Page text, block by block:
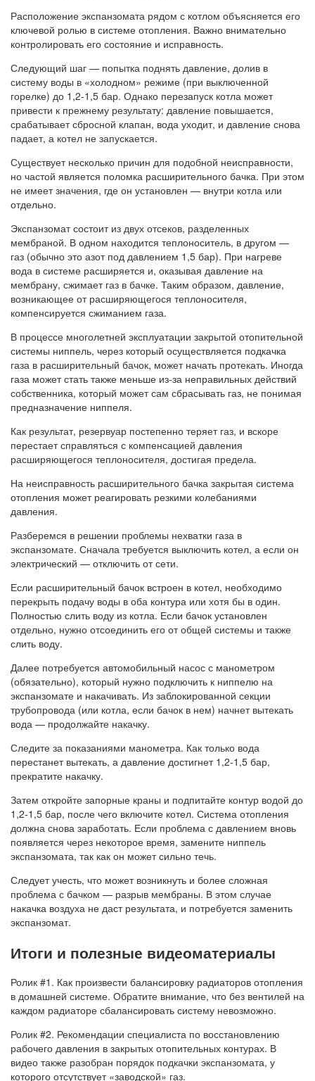
Расположение экспанзомата рядом с котлом объясняется его
ключевой ролью в системе отопления. Важно внимательно
контролировать его состояние и исправность.
Следующий шаг — попытка поднять давление, долив в
систему воды в «холодном» режиме (при выключенной
горелке) до 1,2-1,5 бар. Однако перезапуск котла может
привести к прежнему результату: давление повышается,
срабатывает сбросной клапан, вода уходит, и давление снова
падает, а котел не запускается.
Существует несколько причин для подобной неисправности,
но частой является поломка расширительного бачка. При этом
не имеет значения, где он установлен — внутри котла или
отдельно.
Экспанзомат состоит из двух отсеков, разделенных
мембраной. В одном находится теплоноситель, в другом —
газ (обычно это азот под давлением 1,5 бар). При нагреве
вода в системе расширяется и, оказывая давление на
мембрану, сжимает газ в бачке. Таким образом, давление,
возникающее от расширяющегося теплоносителя,
компенсируется сжиманием газа.
В процессе многолетней эксплуатации закрытой отопительной
системы ниппель, через который осуществляется подкачка
газа в расширительный бачок, может начать протекать. Иногда
газа может стать также меньше из-за неправильных действий
собственника, который может сам сбрасывать газ, не понимая
предназначение ниппеля.
Как результат, резервуар постепенно теряет газ, и вскоре
перестает справляться с компенсацией давления
расширяющегося теплоносителя, достигая предела.
На неисправность расширительного бачка закрытая система
отопления может реагировать резкими колебаниями
давления.
Разберемся в решении проблемы нехватки газа в
экспанзомате. Сначала требуется выключить котел, а если он
электрический — отключить от сети.
Если расширительный бачок встроен в котел, необходимо
перекрыть подачу воды в оба контура или хотя бы в один.
Полностью слить воду из котла. Если бачок установлен
отдельно, нужно отсоединить его от общей системы и также
слить воду.
Далее потребуется автомобильный насос с манометром
(обязательно), который нужно подключить к ниппелю на
экспанзомате и накачивать. Из заблокированной секции
трубопровода (или котла, если бачок в нем) начнет вытекать
вода — продолжайте накачку.
Следите за показаниями манометра. Как только вода
перестанет вытекать, а давление достигнет 1,2-1,5 бар,
прекратите накачку.
Затем откройте запорные краны и подпитайте контур водой до
1,2-1,5 бар, после чего включите котел. Система отопления
должна снова заработать. Если проблема с давлением вновь
появляется через некоторое время, замените ниппель
экспанзомата, так как он может сильно течь.
Следует учесть, что может возникнуть и более сложная
проблема с бачком — разрыв мембраны. В этом случае
накачка воздуха не даст результата, и потребуется заменить
экспанзомат.
Итоги и полезные видеоматериалы
Ролик #1. Как произвести балансировку радиаторов отопления
в домашней системе. Обратите внимание, что без вентилей на
каждом радиаторе сбалансировать систему невозможно.
Ролик #2. Рекомендации специалиста по восстановлению
рабочего давления в закрытых отопительных контурах. В
видео также разобран порядок подкачки экспанзомата, у
которого отсутствует «заводской» газ.